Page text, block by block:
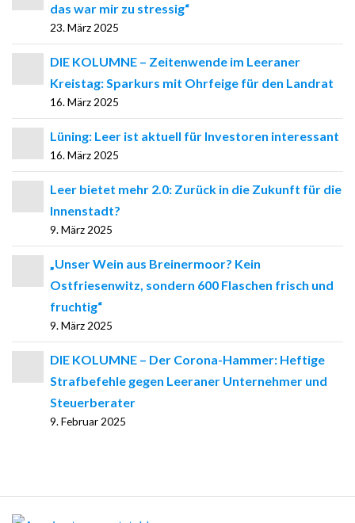
das war mir zu stressig“
23. März 2025
DIE KOLUMNE – Zeitenwende im Leeraner
Kreistag: Sparkurs mit Ohrfeige für den Landrat
16. März 2025
Lüning: Leer ist aktuell für Investoren interessant
16. März 2025
Leer bietet mehr 2.0: Zurück in die Zukunft für die
Innenstadt?
9. März 2025
„Unser Wein aus Breinermoor? Kein
Ostfriesenwitz, sondern 600 Flaschen frisch und
fruchtig“
9. März 2025
DIE KOLUMNE – Der Corona-Hammer: Heftige
Strafbefehle gegen Leeraner Unternehmer und
Steuerberater
9. Februar 2025